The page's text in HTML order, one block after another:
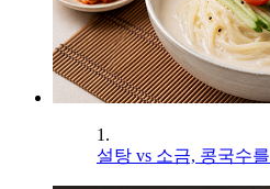
1.
설탕 vs 소금, 콩국수